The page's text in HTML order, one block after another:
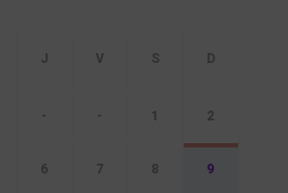
- - 1 2
6 7 8 9